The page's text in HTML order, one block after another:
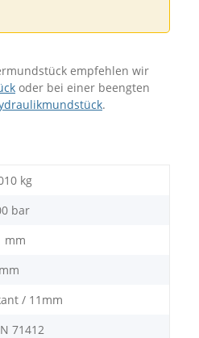
empfehlen wir
oder bei einer beengten
.
kg
bar
mm
/ 11mm
71412